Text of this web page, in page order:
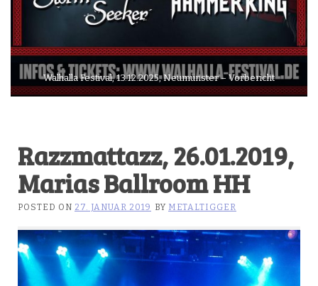
Walhalla Festival, 13.12.2025, Neumünster – Vorbericht
Razzmattazz, 26.01.2019,
Marias Ballroom HH
POSTED ON 27. JANUAR 2019 BY METALTIGGER